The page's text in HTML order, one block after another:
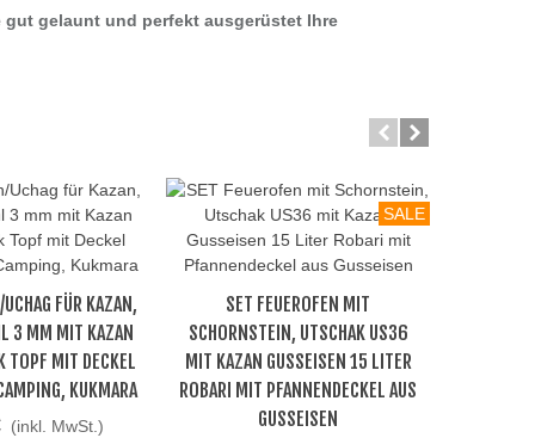
gut gelaunt und perfekt ausgerüstet Ihre
FÜR KAZAN,
3 MM MIT KAZAN
TOPF MIT DECKEL
KUKMARA
(inkl. MwSt.)
SALE
Beliebt
SET FEUEROFEN MIT
SCHORNSTEIN, UTSCHAK US36
MIT KAZAN GUSSEISEN 15 LITER
ROBARI MIT PFANNENDECKEL AUS
GUSSEISEN